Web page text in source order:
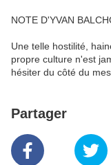
NOTE D'YVAN
Une telle hostilité,
propre culture n'est
hésiter du côté du
Partager